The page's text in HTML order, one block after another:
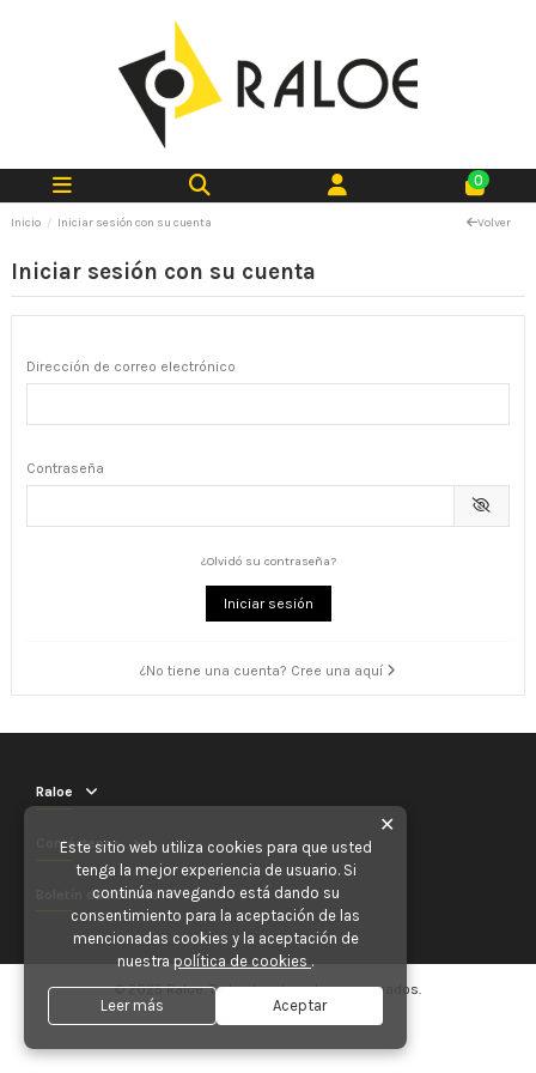
0
Inicio Iniciar sesión con su cuenta Volver
Iniciar sesión con su cuenta
Dirección de correo electrónico
Contraseña
¿Olvidó su contraseña?
Iniciar sesión
¿No tiene una cuenta? Cree una aquí
Raloe
Contáctenos
Boletín de noticias
© 2025 Raloe. Todos los derechos reservados.
✕
Este sitio web utiliza cookies para que usted
tenga la mejor experiencia de usuario. Si
continúa navegando está dando su
consentimiento para la aceptación de las
mencionadas cookies y la aceptación de
nuestra política de cookies .
Leer más Aceptar